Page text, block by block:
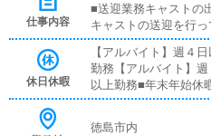
仕事内容
■送迎業務キャストの
キャストの送迎を行っ
バーと同乗して行動
ので、未経験の方で
接客をお願いするこ
は支給します。■清掃
使うお車の清掃もお願
休日休暇
【アルバイト】週４
勤務【アルバイト】
以上勤務■年末年始休
徳島市内